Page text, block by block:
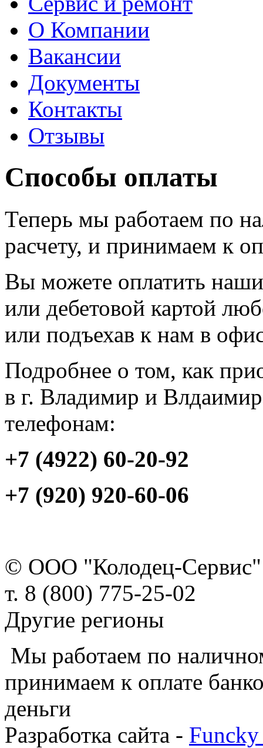
О Компании
Вакансии
Документы
Контакты
Отзывы
Способы оплаты
Теперь мы работаем по
расчету, и принимаем к
Вы можете оплатить
или дебетовой картой
или подъехав к нам в
Подробнее о том, как
в г. Владимир и
телефонам:
+7 (4922) 60-20-92
+7 (920) 920-60-06
© ООО "Колодец-
т. 8 (800) 775-25-02
Другие регионы
Мы работаем по
принимаем к оплате
деньги
Разработка сайта -